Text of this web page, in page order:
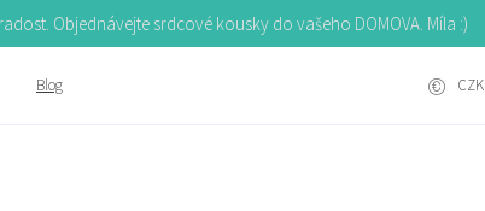
Objednávejte srdcové kousky do vašeho DOMOVA. Míla :)
Blog CZK